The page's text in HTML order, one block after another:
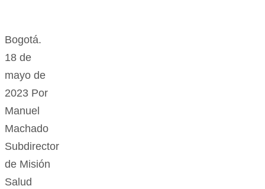
Bogotá.
18 de
mayo de
2023 Por
Manuel
Machado
Subdirector
de Misión
Salud